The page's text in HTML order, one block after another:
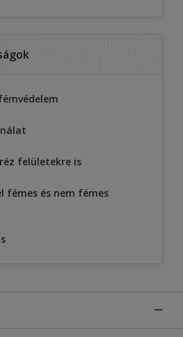
felületekre is
fémes és nem fémes